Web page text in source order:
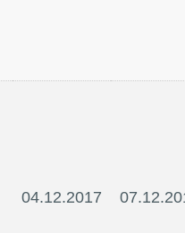
04.12.2017